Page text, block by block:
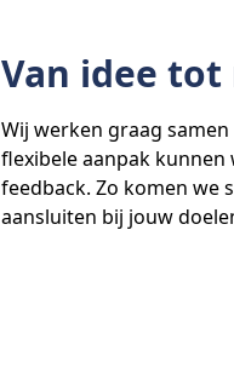
Van idee
Wij werken graag
flexibele aanpak kunnen
feedback. Zo komen we
aansluiten bij jouw